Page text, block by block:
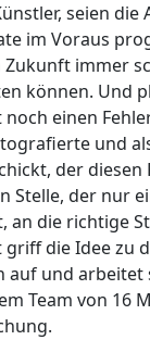
seien die
im Voraus
immer
können. Und
noch einen
und
der diesen
Stelle, der nur
an die richtige
griff die Idee zu
auf und arbeitet
Team von 16